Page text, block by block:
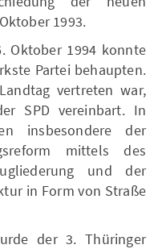
1993.
Oktober 1994 konnte
Partei behaupten.
vertreten war,
SPD vereinbart. In
insbesondere der
mittels des
und der
in Form von Straße
der 3. Thüringer